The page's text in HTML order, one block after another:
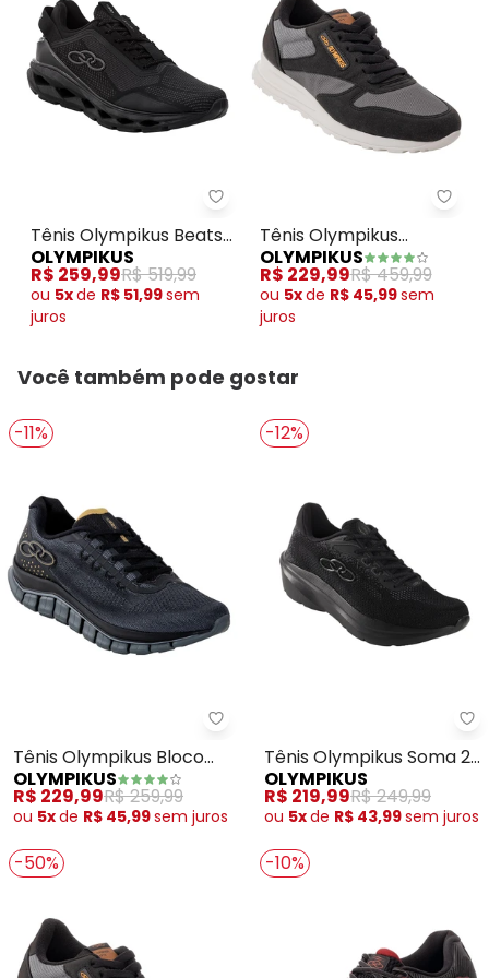
Tênis Olympikus Beats (Preto)
Tênis Olympikus Beats
(Preto)
OLYMPIKUS
R$ 259,99R$ 519,99
ou 5xde R$ 51,99sem
juros
Tênis Olympikus
Jogging 101 Se (Preto)
OLYMPIKUS
R$ 229,99R$ 459,99
ou 5xde R$ 45,99sem
juros
Você também pode gostar
-11%
Olympikus - Tênis Olympikus
Tênis Olympikus Bloco
(Preto)
OLYMPIKUS
R$ 229,99R$ 259,99
ou 5xde R$ 45,99sem juros
-12%
Tênis Olympikus Soma 2
(Preto)
OLYMPIKUS
R$ 219,99R$ 249,99
ou 5xde R$ 43,99sem juros
-50% -10%